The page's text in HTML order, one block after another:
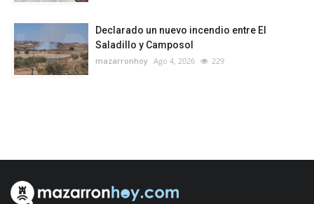
Declarado un nuevo incendio entre El
Saladillo y Camposol
mazarronhoy Ago 4, 2026 229